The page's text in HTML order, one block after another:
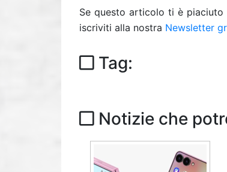
Se questo articolo ti è
iscriviti alla nostra Newsletter
Tag:
Notizie che